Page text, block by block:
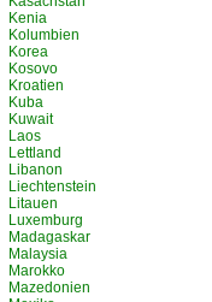
Kenia
Kolumbien
Korea
Kosovo
Kroatien
Kuba
Kuwait
Laos
Lettland
Libanon
Liechtenstein
Litauen
Luxemburg
Madagaskar
Malaysia
Marokko
Mazedonien